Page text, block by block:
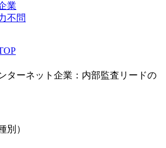
業
不問
ターネット企業：内部監査リードの
別）